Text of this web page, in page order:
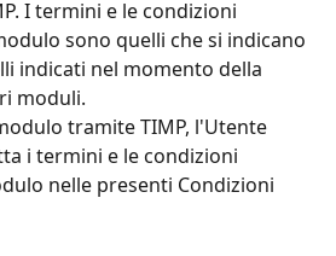
I termini e le condizioni
sono quelli che si indicano
indicati nel momento della
moduli.
tramite TIMP, l'Utente
i termini e le condizioni
nelle presenti Condizioni